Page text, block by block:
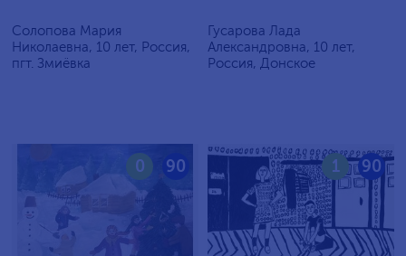
Солопова Мария
Николаевна, 10 лет, Россия,
пгт. Змиёвка
Гусарова Лада
Александровна, 10 лет,
Россия, Донское
90
0 90
1